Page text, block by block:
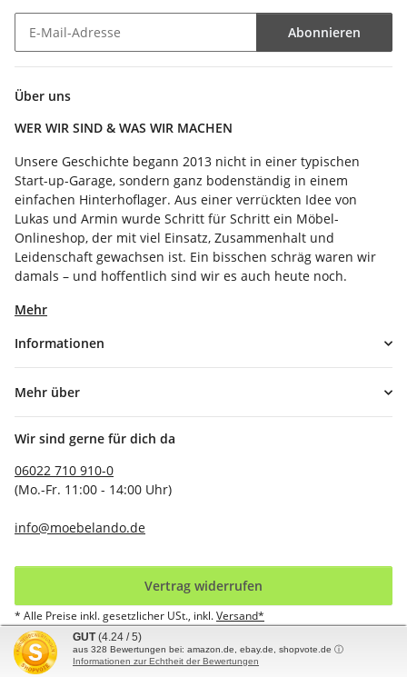
Abonnieren
Über uns
WER WIR SIND & WAS WIR MACHEN
Unsere Geschichte begann 2013 nicht in einer typischen
Start-up-Garage, sondern ganz bodenständig in einem
einfachen Hinterhoflager. Aus einer verrückten Idee von
Lukas und Armin wurde Schritt für Schritt ein Möbel-
Onlineshop, der mit viel Einsatz, Zusammenhalt und
Leidenschaft gewachsen ist. Ein bisschen schräg waren wir
damals – und hoffentlich sind wir es auch heute noch.
Mehr
Informationen
Mehr über
Wir sind gerne für dich da
06022 710 910-0
(Mo.-Fr. 11:00 - 14:00 Uhr)
info@moebelando.de
Vertrag widerrufen
* Alle Preise inkl. gesetzlicher USt., inkl.Versand*
© möbelando GmbH
GUT (4.24 / 5)
aus 328 Bewertungen bei: amazon.de, ebay.de, shopvote.de ⓘ
Informationen zur Echtheit der Bewertungen